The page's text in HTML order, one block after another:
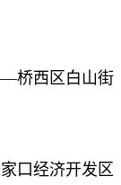
西区白山街
经济开发区